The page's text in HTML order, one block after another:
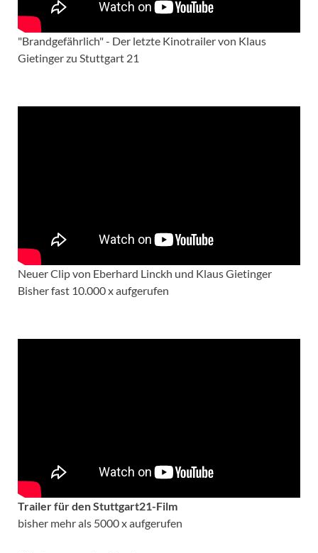
"Brandgefährlich" - Der letzte Kinotrailer von Klaus
Gietinger zu Stuttgart 21
Neuer Clip von Eberhard Linckh und Klaus Gietinger
Bisher fast 10.000 x aufgerufen
Trailer für den Stuttgart21-Film
bisher mehr als 5000 x aufgerufen